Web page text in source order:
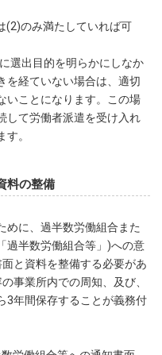
(2)のみ満たしていれば可
選出目的を明らかにしなか
を経ていない場合は、適切
いことになります。この場
して労働者派遣を受け入れ
。
料の整備
めに、過半数労働組合また
過半数労働組合等」)への意
と資料を整備する必要があ
事業所内での周知、及び、
3年間保存することが義務付